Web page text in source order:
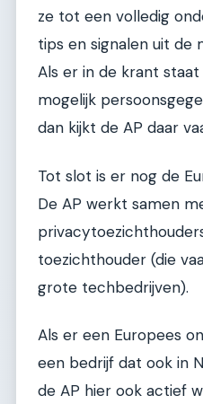
ze tot een volledig
tips en signalen uit de
Als er in de krant
mogelijk
dan kijkt de AP daar
Tot slot is er nog de
De AP werkt samen
toezichthouder (die
grote techbedrijven).
Als er een Europees
een bedrijf dat ook in
de AP hier ook actief